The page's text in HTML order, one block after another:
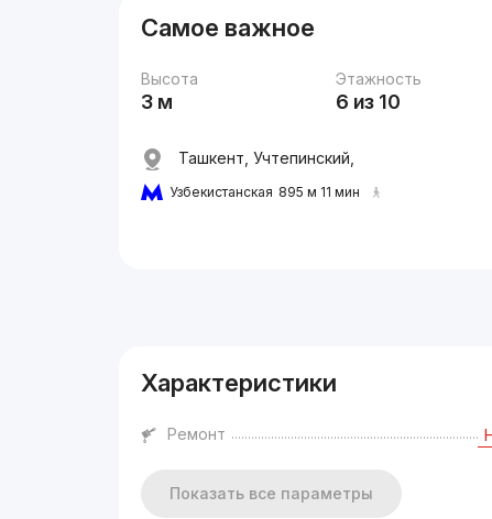
Самое важное
Высота
3 м
Этажность
6 из 10
Ташкент, Учтепинский,
Узбекистанская 895 м 11 мин
Характеристики
Ремонт
Показать все параметры